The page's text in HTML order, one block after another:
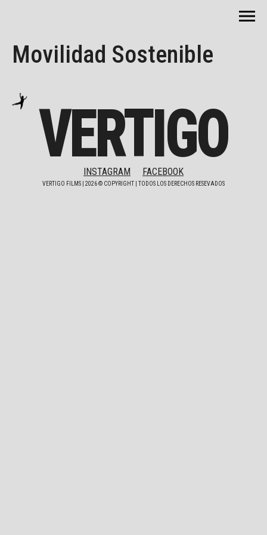
Movilidad Sostenible
VERTIGO
INSTAGRAM FACEBOOK
VERTIGO FILMS | 2026© COPYRIGHT | TODOS LOS DERECHOS RESEVADOS